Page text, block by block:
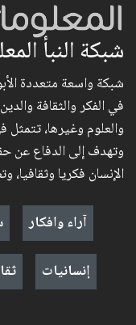
شبكة النبأ
شبكة واسعة متعددة
في الفكر والثقافة
والعلوم وغيرها،
وتهدف إلى الدفاع عن
الإنسان فكريا وثقافيا،
آراء وافكار
إنسانيات